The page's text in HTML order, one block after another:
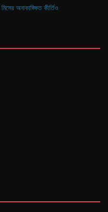
অনাকাঙ্ক্ষিত কীর্তিও